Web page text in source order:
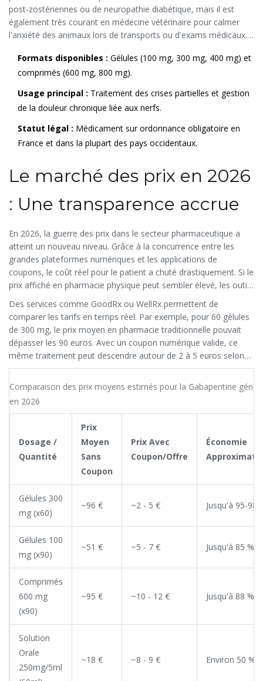
réduit car les brevets sont expirés.
post-zostériennes ou de neuropathie diabétique, mais il est
également très courant en médecine vétérinaire pour calmer
l'anxiété des animaux lors de transports ou d'exams médicaux.
demande, stabilisant ainsi les stocks chez les grossistes.
Formats disponibles : Gélules (100 mg, 300 mg, 400 mg) et
comprimés (600 mg, 800 mg).
Usage principal : Traitement des crises partielles et gestion
de la douleur chronique liée aux nerfs.
Statut légal : Médicament sur ordonnance obligatoire en
France et dans la plupart des pays occidentaux.
Le marché des prix en 2026
: Une transparence accrue
En 2026, la guerre des prix dans le secteur pharmaceutique a
atteint un nouveau niveau. Grâce à la concurrence entre les
grandes plateformes numériques et les applications de
coupons, le coût réel pour le patient a chuté drastiquement. Si le
prix affiché en pharmacie physique peut sembler élevé, les outils
numériques révèlent une réalité différente.
Des services comme GoodRx ou WellRx permettent de
comparer les tarifs en temps réel. Par exemple, pour 60 gélules
de 300 mg, le prix moyen en pharmacie traditionnelle pouvait
dépasser les 90 euros. Avec un coupon numérique valide, ce
même traitement peut descendre autour de 2 à 5 euros selon
les promotions en cours. C'est une économie de près de 98 %
par rapport au tarif catalogue. Même sans assurance, ces outils
rendent le traitement accessible.
Comparaison des prix moyens estimés pour la Gabapentine
en 2026
Dosage /
Quantité
Prix
Moyen
Sans
Coupon
Prix Avec
Coupon/Offre
Économie
Gélules 300
mg (x60)
~96 € ~2 - 5 € Jusqu'à 95-98
Gélules 100
mg (x90)
~51 € ~5 - 7 € Jusqu'à 85 %
Comprimés
600 mg
(x90)
~95 € ~10 - 12 € Jusqu'à 88 %
Solution
Orale
250mg/5ml
~18 € ~8 - 9 € Environ 50 %